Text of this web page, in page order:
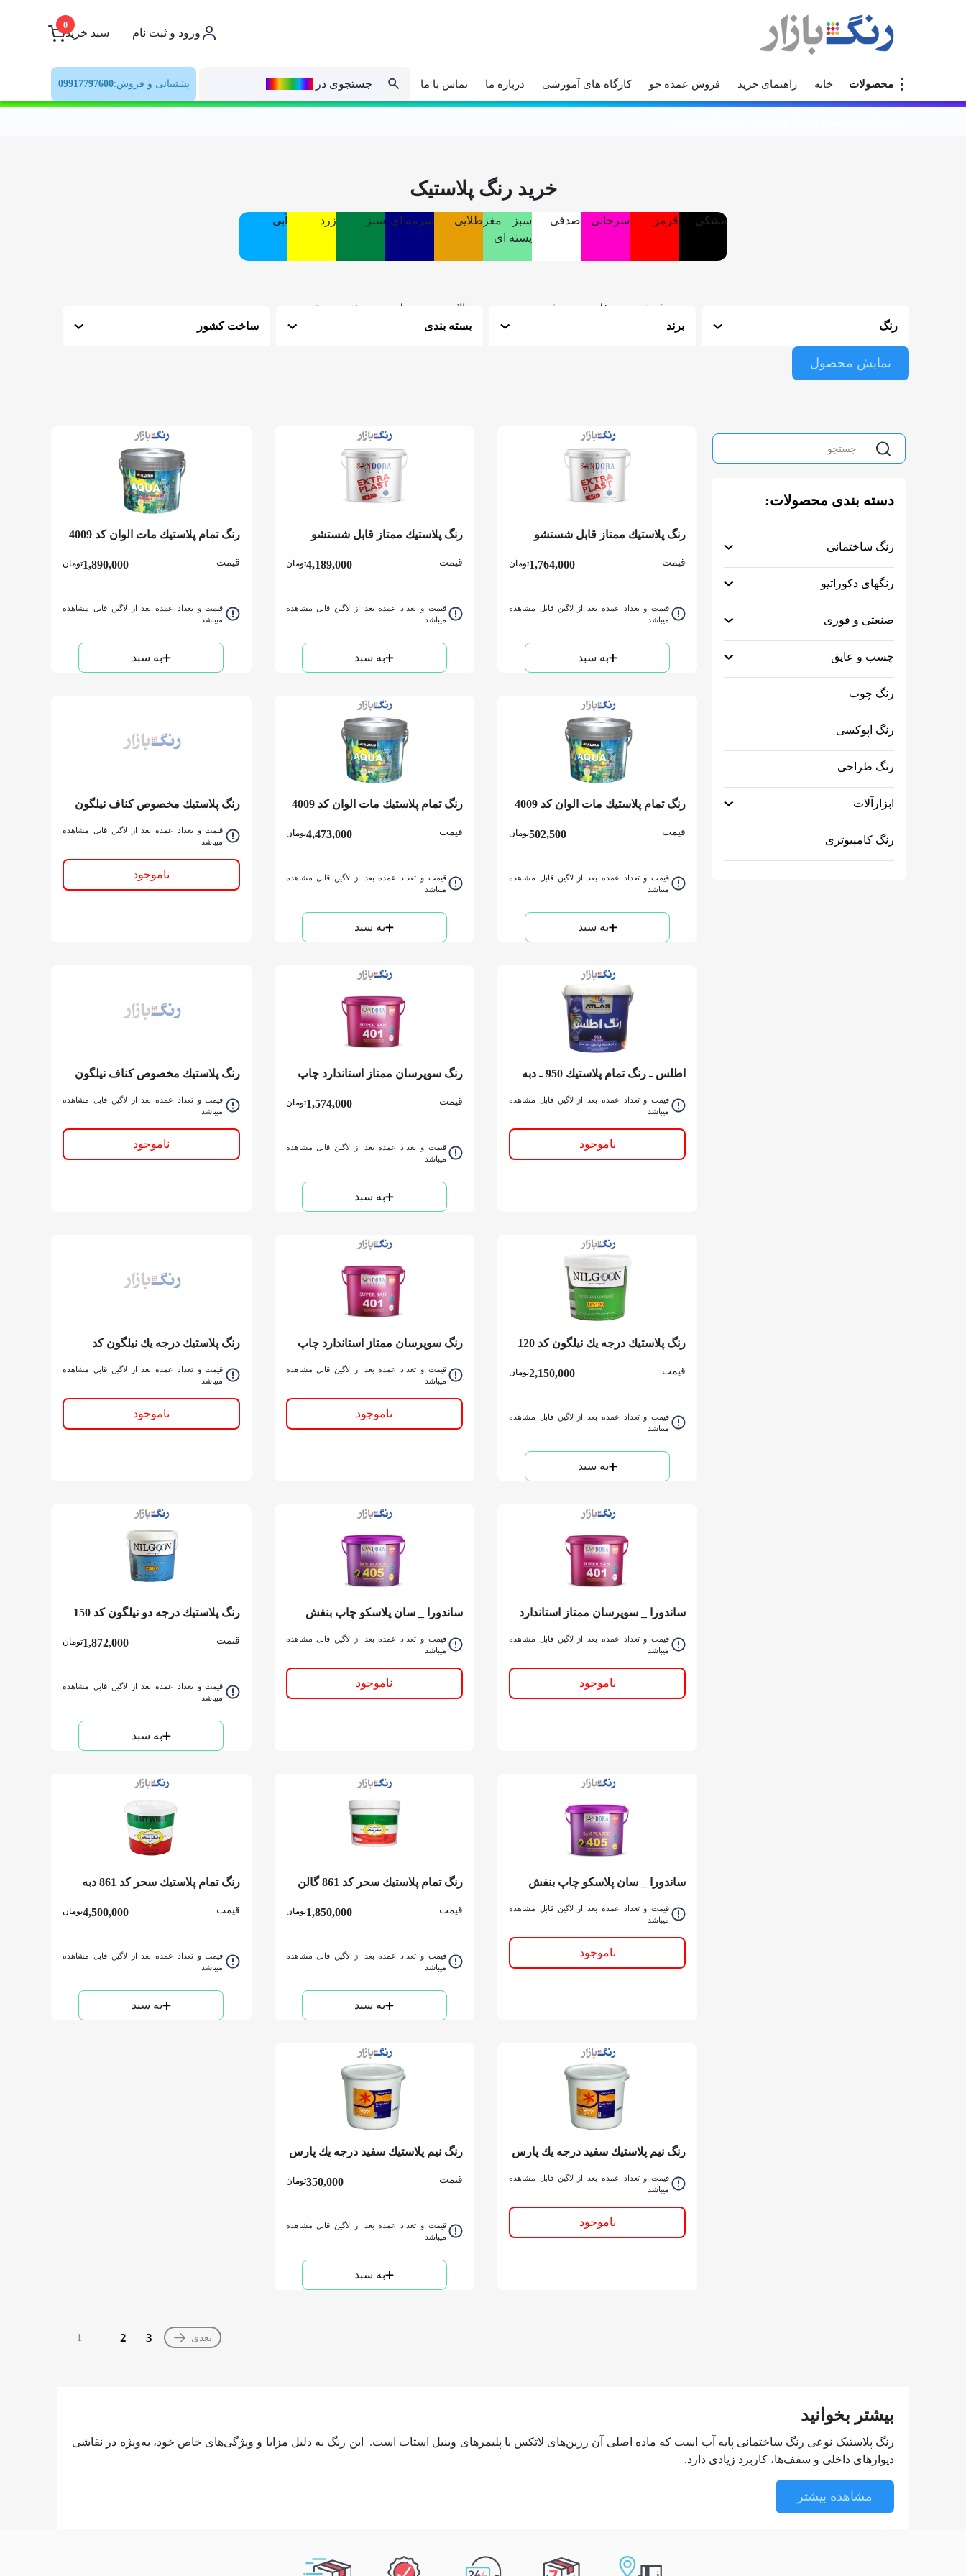
ورود و ثبت نام سبد خرید
0
محصولات خانه راهنمای خرید فروش عمده جو کارگاه های آموزشی درباره ما تماس با ما جستجوی در پشتیبانی و فروش:09917797600
خرید رنگ پلاستیک
مشکی قرمز سرخابی صدفی
سبز مغز
پسته ای
طلایی سرمه ای سبز زرد آبی
رنگ برند بسته بندی ساخت کشور
نمایش محصول
دسته بندی محصولات:
رنگ ساختمانی
رنگهای دکوراتیو
صنعتی و فوری
چسب و عایق
رنگ چوب
رنگ اپوکسی
رنگ طراحی
ابزارآلات
رنگ کامپیوتری
رنگ پلاستيك ممتاز قابل شستشو
قیمت 1,764,000تومان
قیمت و تعداد عمده بعد از لاگین قابل مشاهده
میباشد
به سبد
رنگ پلاستيك ممتاز قابل شستشو
قیمت 4,189,000تومان
قیمت و تعداد عمده بعد از لاگین قابل مشاهده
میباشد
به سبد
رنگ تمام پلاستيك مات الوان کد 4009
قیمت 1,890,000تومان
قیمت و تعداد عمده بعد از لاگین قابل مشاهده
میباشد
به سبد
رنگ تمام پلاستيك مات الوان کد 4009
قیمت 502,500تومان
قیمت و تعداد عمده بعد از لاگین قابل مشاهده
میباشد
به سبد
رنگ تمام پلاستيك مات الوان کد 4009
قیمت 4,473,000تومان
قیمت و تعداد عمده بعد از لاگین قابل مشاهده
میباشد
به سبد
رنگ پلاستيك مخصوص كناف نیلگون
قیمت و تعداد عمده بعد از لاگین قابل مشاهده
میباشد
ناموجود
اطلس ـ رنگ تمام پلاستيك 950 ـ دبه
قیمت و تعداد عمده بعد از لاگین قابل مشاهده
میباشد
ناموجود
رنگ سوپرسان ممتاز استاندارد چاپ
قیمت 1,574,000تومان
قیمت و تعداد عمده بعد از لاگین قابل مشاهده
میباشد
به سبد
رنگ پلاستيك مخصوص كناف نیلگون
قیمت و تعداد عمده بعد از لاگین قابل مشاهده
میباشد
ناموجود
رنگ پلاستيك درجه يك نیلگون کد 120
قیمت 2,150,000تومان
قیمت و تعداد عمده بعد از لاگین قابل مشاهده
میباشد
به سبد
رنگ سوپرسان ممتاز استاندارد چاپ
قیمت و تعداد عمده بعد از لاگین قابل مشاهده
میباشد
ناموجود
رنگ پلاستيك درجه يك نیلگون کد
قیمت و تعداد عمده بعد از لاگین قابل مشاهده
میباشد
ناموجود
ساندورا _ سوپرسان ممتاز استاندارد
قیمت و تعداد عمده بعد از لاگین قابل مشاهده
میباشد
ناموجود
ساندورا _ سان پلاسكو چاپ بنفش
قیمت و تعداد عمده بعد از لاگین قابل مشاهده
میباشد
ناموجود
رنگ پلاستيك درجه دو نیلگون کد 150
قیمت 1,872,000تومان
قیمت و تعداد عمده بعد از لاگین قابل مشاهده
میباشد
به سبد
ساندورا _ سان پلاسكو چاپ بنفش
قیمت و تعداد عمده بعد از لاگین قابل مشاهده
میباشد
ناموجود
رنگ تمام پلاستيك سحر کد 861 گالن
قیمت 1,850,000تومان
قیمت و تعداد عمده بعد از لاگین قابل مشاهده
میباشد
به سبد
رنگ تمام پلاستيك سحر کد 861 دبه
قیمت 4,500,000تومان
قیمت و تعداد عمده بعد از لاگین قابل مشاهده
میباشد
به سبد
رنگ نیم پلاستيك سفيد درجه يك پارس
قیمت و تعداد عمده بعد از لاگین قابل مشاهده
میباشد
ناموجود
رنگ نیم پلاستيك سفيد درجه يك پارس
قیمت 350,000تومان
قیمت و تعداد عمده بعد از لاگین قابل مشاهده
میباشد
به سبد
1 2 3 بعدی
بیشتر بخوانید
رنگ پلاستیک نوعی رنگ ساختمانی پایه آب است که ماده اصلی آن رزین‌های لاتکس یا پلیمرهای وینیل استات است. این رنگ به دلیل مزایا و ویژگی‌های خاص خود، به‌ویژه در نقاشی
دیوارهای داخلی و سقف‌ها، کاربرد زیادی دارد.
مزایا رنگ پلاستیک
پوشش‌دهی بالا: به خوبی ناهمواری‌ها و ترک‌های کوچک سطح را می‌پوشاند و سطحی صاف ایجاد می‌کند.
مشاهده بیشتر